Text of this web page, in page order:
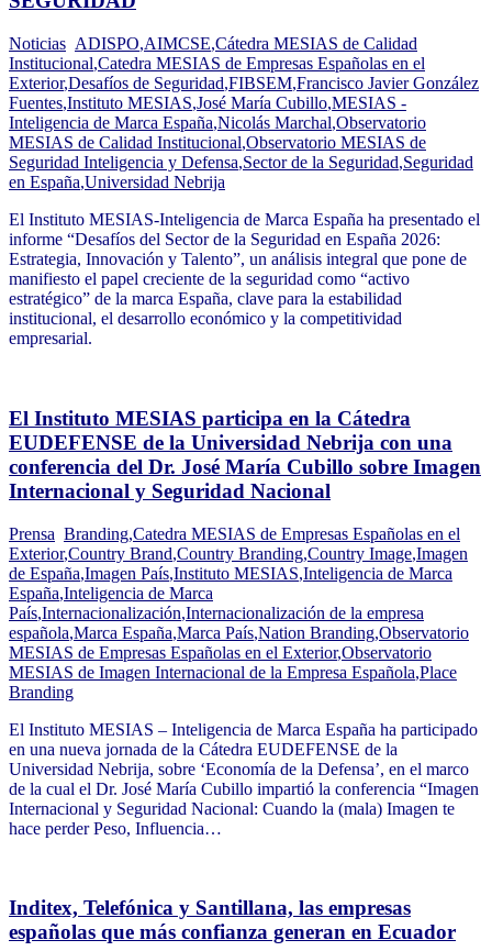
Noticias ADISPO,AIMCSE,Cátedra MESIAS de Calidad
Institucional,Catedra MESIAS de Empresas Españolas en el
Exterior,Desafíos de Seguridad,FIBSEM,Francisco Javier González
Fuentes,Instituto MESIAS,José María Cubillo,MESIAS -
Inteligencia de Marca España,Nicolás Marchal,Observatorio
MESIAS de Calidad Institucional,Observatorio MESIAS de
Seguridad Inteligencia y Defensa,Sector de la Seguridad,Seguridad
en España,Universidad Nebrija
El Instituto MESIAS-Inteligencia de Marca España ha presentado el
informe “Desafíos del Sector de la Seguridad en España 2026:
Estrategia, Innovación y Talento”, un análisis integral que pone de
manifiesto el papel creciente de la seguridad como “activo
estratégico” de la marca España, clave para la estabilidad
institucional, el desarrollo económico y la competitividad
empresarial.
El Instituto MESIAS participa en la Cátedra
EUDEFENSE de la Universidad Nebrija con una
conferencia del Dr. José María Cubillo sobre Imagen
Internacional y Seguridad Nacional
Prensa Branding,Catedra MESIAS de Empresas Españolas en el
Exterior,Country Brand,Country Branding,Country Image,Imagen
de España,Imagen País,Instituto MESIAS,Inteligencia de Marca
España,Inteligencia de Marca
País,Internacionalización,Internacionalización de la empresa
española,Marca España,Marca País,Nation Branding,Observatorio
MESIAS de Empresas Españolas en el Exterior,Observatorio
MESIAS de Imagen Internacional de la Empresa Española,Place
Branding
El Instituto MESIAS – Inteligencia de Marca España ha participado
en una nueva jornada de la Cátedra EUDEFENSE de la
Universidad Nebrija, sobre ‘Economía de la Defensa’, en el marco
de la cual el Dr. José María Cubillo impartió la conferencia “Imagen
Internacional y Seguridad Nacional: Cuando la (mala) Imagen te
hace perder Peso, Influencia…
Inditex, Telefónica y Santillana, las empresas
españolas que más confianza generan en Ecuador